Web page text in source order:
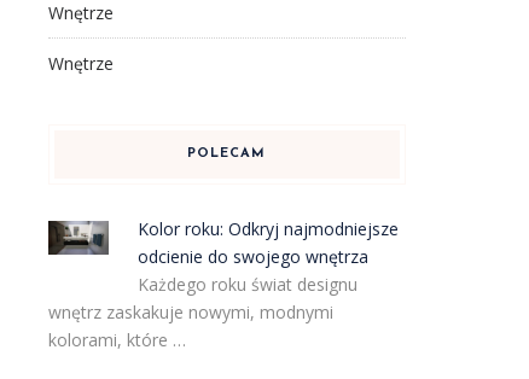
Wnętrze
Wnętrze
POLECAM
Kolor roku: Odkryj najmodniejsze
odcienie do swojego wnętrza
Każdego roku świat designu
wnętrz zaskakuje nowymi, modnymi
kolorami, które …